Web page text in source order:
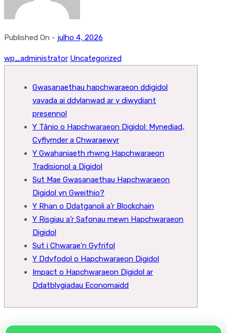
Published On - julho 4, 2026
wp_administrator Uncategorized
Gwasanaethau hapchwaraeon ddigidol
vavada ai ddylanwad ar y diwydiant
presennol
Y Tânio o Hapchwaraeon Digidol: Mynediad,
Cyflymder a Chwaraewyr
Y Gwahaniaeth rhwng Hapchwaraeon
Tradisionol a Digidol
Sut Mae Gwasanaethau Hapchwaraeon
Digidol yn Gweithio?
Y Rhan o Ddatganoli a’r Blockchain
Y Risgiau a’r Safonau mewn Hapchwaraeon
Digidol
Sut i Chwarae’n Gyfrifol
Y Ddyfodol o Hapchwaraeon Digidol
Impact o Hapchwaraeon Digidol ar
Ddatblygiadau Economaidd